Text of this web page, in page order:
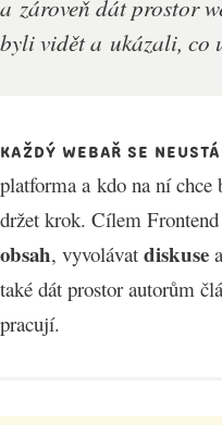
a zároveň dát prostor
byli vidět a ukázali, co
Každý webař se
platforma a kdo na ní chce
držet krok. Cílem
obsah, vyvolávat diskuse
také dát prostor autorům
pracují.